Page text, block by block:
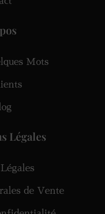
Mots
Légales
de Vente